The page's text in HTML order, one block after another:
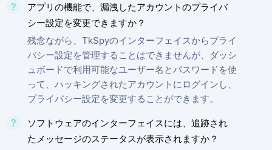
アプリの機能で、漏洩したアカウントのプライバ
シー設定を変更できますか？
残念ながら、TkSpyのインターフェイスからプライ
バシー設定を管理することはできませんが、ダッシ
ュボードで利用可能なユーザー名とパスワードを使
って、ハッキングされたアカウントにログインし、
プライバシー設定を変更することができます。
ソフトウェアのインターフェイスには、追跡され
たメッセージのステータスが表示されますか？